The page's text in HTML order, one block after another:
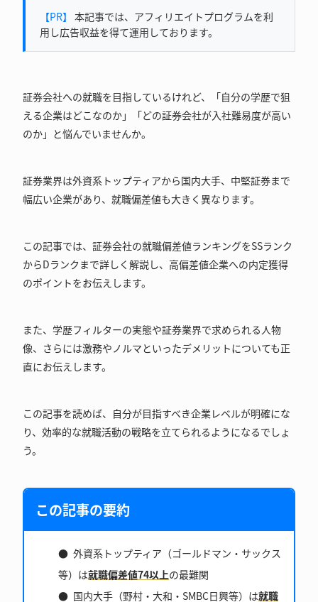
【PR】 本記事では、アフィリエイトプログラムを利
用し広告収益を得て運用しております。
証券会社への就職を目指しているけれど、「自分の学歴で狙
える企業はどこなのか」「どの証券会社が入社難易度が高い
のか」と悩んでいませんか。
証券業界は外資系トップティアから国内大手、中堅証券まで
幅広い企業があり、就職偏差値も大きく異なります。
この記事では、証券会社の就職偏差値ランキングをSSランク
からDランクまで詳しく解説し、高偏差値企業への内定獲得
のポイントをお伝えします。
また、学歴フィルターの実態や証券業界で求められる人物
像、さらには激務やノルマといったデメリットについても正
直にお伝えします。
この記事を読めば、自分が目指すべき企業レベルが明確にな
り、効率的な就職活動の戦略を立てられるようになるでしょ
う。
この記事の要約
外資系トップティア（ゴールドマン・サックス
等）は就職偏差値74以上の最難関
国内大手（野村・大和・SMBC日興等）は就職